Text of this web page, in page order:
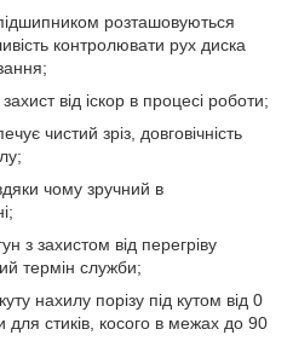
розташовуються
контролювати рух диска
від іскор в процесі роботи;
чистий зріз, довговічність
чому зручний в
з захистом від перегріву
термін служби;
нахилу порізу під кутом від 0
для стиків, косого в межах до 90